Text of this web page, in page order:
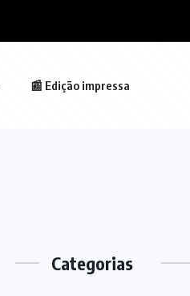
📰 Edição impressa
Categorias